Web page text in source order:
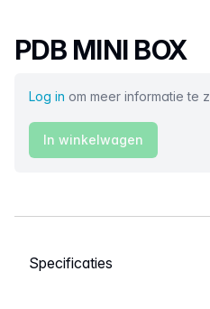
Productnaam
PDB MINI BOX
Log in om meer informatie te
In winkelwagen
Selecteer een tabblad